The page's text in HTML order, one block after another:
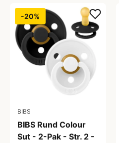
-20%
BIBS
BIBS Rund Colour
Sut - 2-Pak - Str. 2 -